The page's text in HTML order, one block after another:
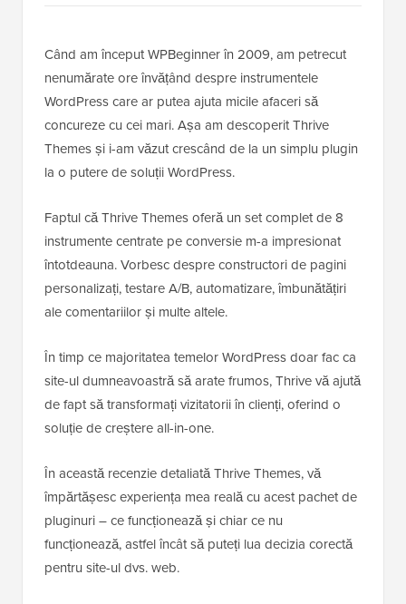
Când am început WPBeginner în 2009, am petrecut
nenumărate ore învățând despre instrumentele
WordPress care ar putea ajuta micile afaceri să
concureze cu cei mari. Așa am descoperit Thrive
Themes și i-am văzut crescând de la un simplu plugin
la o putere de soluții WordPress.
Faptul că Thrive Themes oferă un set complet de 8
instrumente centrate pe conversie m-a impresionat
întotdeauna. Vorbesc despre constructori de pagini
personalizați, testare A/B, automatizare, îmbunătățiri
ale comentariilor și multe altele.
În timp ce majoritatea temelor WordPress doar fac ca
site-ul dumneavoastră să arate frumos, Thrive vă ajută
de fapt să transformați vizitatorii în clienți, oferind o
soluție de creștere all-in-one.
În această recenzie detaliată Thrive Themes, vă
împărtășesc experiența mea reală cu acest pachet de
pluginuri – ce funcționează și chiar ce nu
funcționează, astfel încât să puteți lua decizia corectă
pentru site-ul dvs. web.